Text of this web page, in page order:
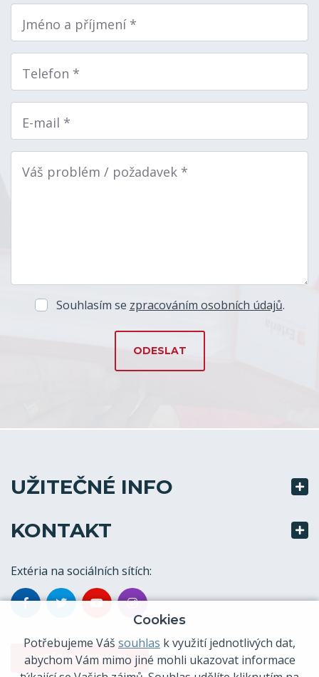
Jméno a příjmení *
Telefon *
E-mail *
Váš problém / požadavek *
Souhlasím se zpracováním osobních údajů.
UŽITEČNÉ INFO
KONTAKT
Extéria na sociálních sítích:
EXTÉRIA MARKETY
Cookies
Potřebujeme Váš souhlas k využití jednotlivých dat,
abychom Vám mimo jiné mohli ukazovat informace